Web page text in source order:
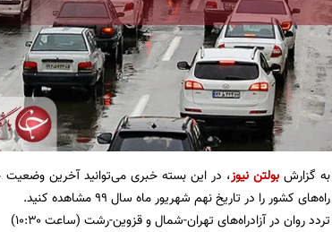
به گزارش بولتن نیوز، در این بسته خبری می‌توانید آخرین وضعیت
راه‌های کشور را در تاریخ نهم شهریور ماه سال ۹۹ مشاهده کنید.
تردد روان در آزادراه‌های تهران-شمال و قزوین-رشت (ساعت ۱۰:۳۰)